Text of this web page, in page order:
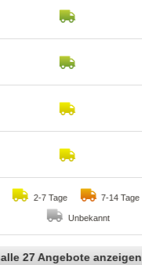
2-7 Tage 7-14 Tage
Unbekannt
alle 27 Angebote anzeigen